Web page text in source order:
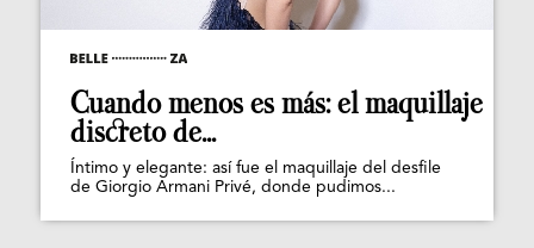
Cuando menos es más: el maquillaje
discreto de...
Íntimo y elegante: así fue el maquillaje del desfile
de Giorgio Armani Privé, donde pudimos...